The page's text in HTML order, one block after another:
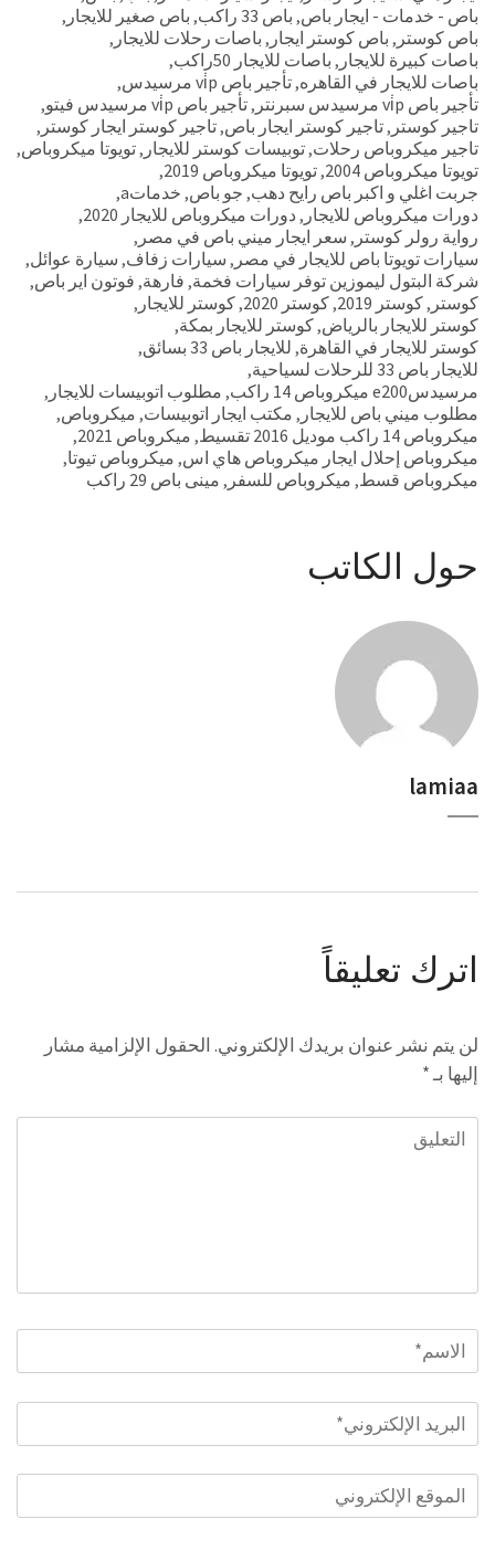
باص - خدمات - ايجار باص, باص 33 راكب , باص صغير للايجار ,
باص كوستر , باص كوستر ايجار , باصات رحلات للايجار ,
باصات كبيرة للايجار , باصات للايجار 50راكب
,
باصات للايجار في القاهره,تأجير باص vi̇p مرسيدس
,
تأجير باص vi̇p مرسيدس سبرنتر
,تأجير باص vi̇p مرسيدس فيتو
,
تاجير كوستر ,تاجير كوستر ايجار باص,تاجير كوستر ايجار كوستر ,
تاجير ميكروباص رحلات,توبيسات كوستر للايجار ,تويوتا ميكروباص,
تويوتا ميكروباص 2004
,تويوتا ميكروباص 2019
,
جربت اغلي و اكبر باص رايح دهب, جو باص, خدماتa ,
دورات ميكروباص للايجار ,دورات ميكروباص للايجار 2020
,
رواية رولر كوستر , سعر ايجار ميني باص في مصر ,
سيارات تويوتا باص للايجار في مصر , سيارات زفاف, سيارة عوائل,
شركة البتول ليموزين توفر سيارات فخمة, فارهة, فوتون اير باص,
كوستر ,كوستر 2019 ,كوستر 2020 ,كوستر للايجار ,
كوستر للايجار بالرياض,كوستر للايجار بمكة,
كوستر للايجار في القاهرة, للايجار باص 33 بسائق
,
للايجار باص 33 للرحلات لسياحية
,
مرسيدسe200 ميكروباص 14 راكب
, مطلوب اتوبيسات للايجار ,
مطلوب ميني باص للايجار , مكتب ايجار اتوبيسات, ميكروباص,
ميكروباص 14 راكب موديل 2016 تقسيط
, ميكروباص 2021
,
ميكروباص إحلال ايجار ميكروباص هاي اس, ميكروباص تيوتا,
ميكروباص قسط, ميكروباص للسفر , مينى باص 29 راكب
حول الكاتب
lamiaa
اترك تعليقاً
لن يتم نشر عنوان بريدك الإلكتروني. الحقول الإلزامية مشار
إليها بـ*
التعليق
الاسم
البريد
الإلكتروني*
الموقع
الإلكتروني